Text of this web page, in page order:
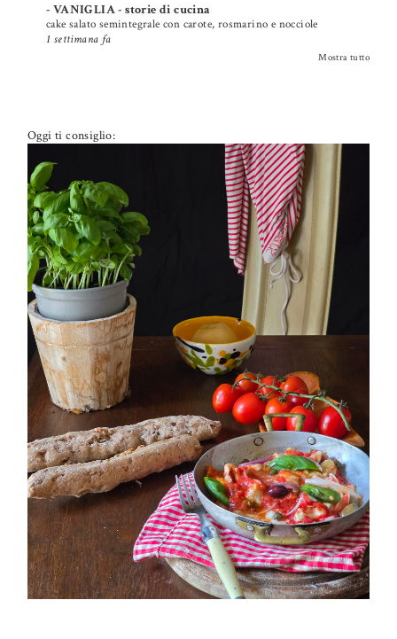
- VANIGLIA - storie di cucina
cake salato semintegrale con carote, rosmarino e nocciole
1 settimana fa
Mostra tutto
Oggi ti consiglio:
PETTI DI POLLO ALLA PIZZAIOLA